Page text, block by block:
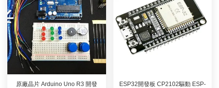
原廠晶片 Arduino Uno R3 開發
ESP32開發板 CP2102驅動 ESP-